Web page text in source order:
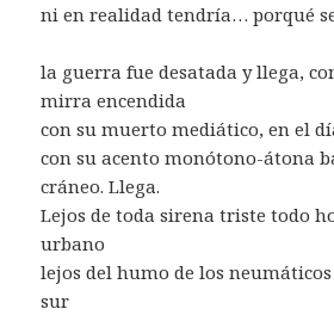
ni en realidad tendría… porqué
la guerra fue desatada y llega,
mirra encendida
con su muerto mediático, en el
con su acento monótono-átona
cráneo. Llega.
Lejos de toda sirena triste todo
urbano
lejos del humo de los
sur